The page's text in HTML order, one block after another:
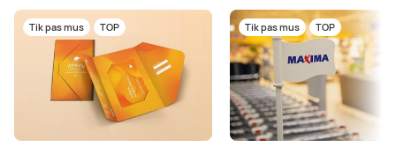
Tik pas mus TOP Tik pas mus TOP